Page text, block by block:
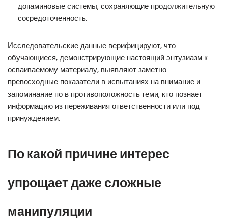
допаминовые системы, сохраняющие продолжительную
сосредоточенность.
Исследовательские данные верифицируют, что
обучающиеся, демонстрирующие настоящий энтузиазм к
осваиваемому материалу, выявляют заметно
превосходные показатели в испытаниях на внимание и
запоминание по в противоположность теми, кто познает
информацию из переживания ответственности или под
принуждением.
По какой причине интерес
упрощает даже сложные
манипуляции